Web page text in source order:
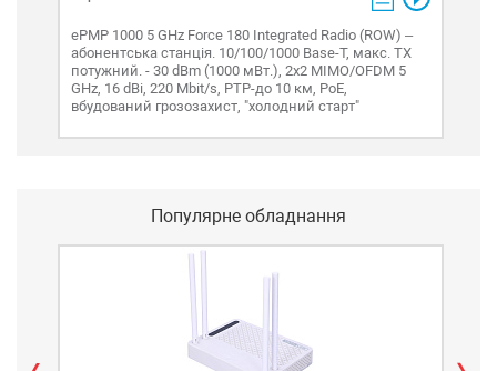
ePMP 1000 5 GHz Force 180 Integrated Radio (ROW) –
абонентська станція. 10/100/1000 Base-T, макс. TX
потужний. - 30 dBm (1000 мВт.), 2x2 MIMO/OFDM 5
GHz, 16 dBi, 220 Mbit/s, PTP-до 10 км, PoE,
вбудований грозозахист, "холодний старт"
Популярне обладнання